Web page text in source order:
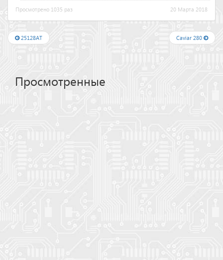
Просмотрено 1035 раз
20 Марта 2018
25128AT Caviar 280
Просмотренные